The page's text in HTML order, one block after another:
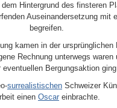
Hintergrund des finsteren
Auseinandersetzung mit
begreifen.
kamen in der
Rechnung unterwegs
eventuellen Bergungsaktion
surrealistischenSchweizer
einen Oscareinbrachte.